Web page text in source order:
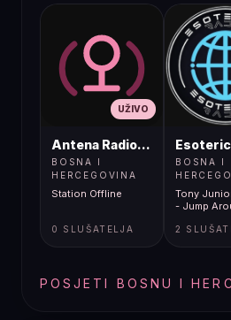
UŽIVO
Antena Radio, Jelah Tešanj
BOSNA I
HERCEGOVINA
Station Offline
0 SLUŠATELJA
BOSNA I
Tony
- Jump
2
POSJETI BOSNU I